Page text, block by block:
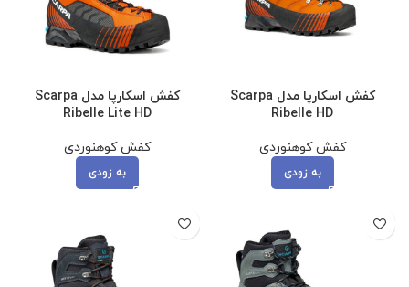
کفش اسکارپا مدل Scarpa
Ribelle HD
کفش کوهنوردی
به زودی
کفش اسکارپا مدل Scarpa
Ribelle Lite HD
کفش کوهنوردی
به زودی